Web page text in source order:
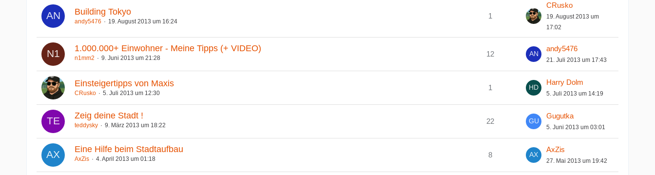
Building Tokyo
andy5476 19. August 2013 um 16:24
1
CRusko
19. August 2013 um
17:02
1.000.000+ Einwohner - Meine Tipps (+ VIDEO)
n1mm2 9. Juni 2013 um 21:28
12
andy5476
21. Juli 2013 um 17:43
Einsteigertipps von Maxis
CRusko 5. Juli 2013 um 12:30
1
Harry Dolm
5. Juli 2013 um 14:19
Zeig deine Stadt !
teddysky 9. März 2013 um 18:22
22
Gugutka
5. Juni 2013 um 03:01
Eine Hilfe beim Stadtaufbau
AxZis 4. April 2013 um 01:18
8
AxZis
27. Mai 2013 um 19:42